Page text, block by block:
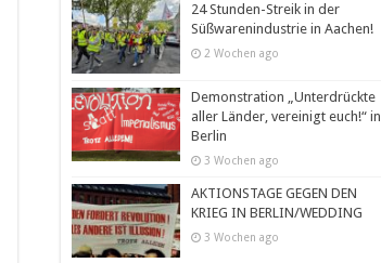
24 Stunden-Streik in der
Süßwarenindustrie in Aachen!
2 Wochen ago
Demonstration „Unterdrückte
aller Länder, vereinigt euch!“ in
Berlin
3 Wochen ago
AKTIONSTAGE GEGEN DEN
KRIEG IN BERLIN/WEDDING
3 Wochen ago